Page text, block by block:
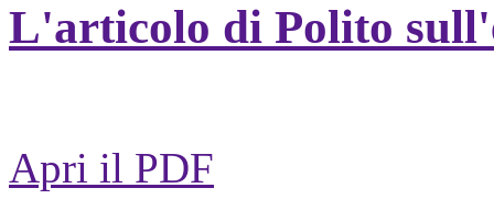
L'articolo di Polito
Apri il PDF